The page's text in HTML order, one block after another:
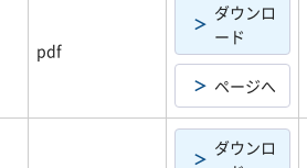
pdf
ダウンロ
ード
ページへ
ダウンロ